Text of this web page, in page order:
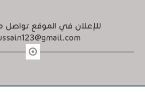
للإعلان في الموقع تواصل